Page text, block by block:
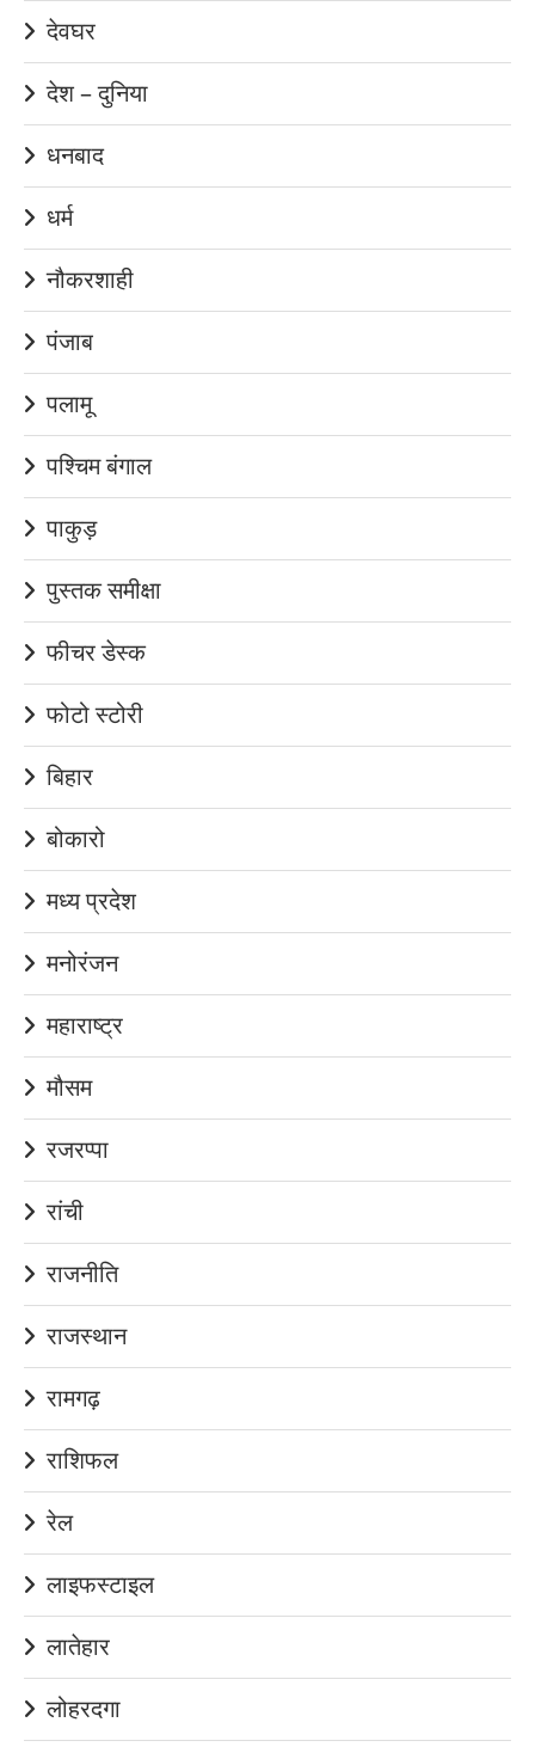
देवघर
देश – दुनिया
धनबाद
धर्म
नौकरशाही
पंजाब
पलामू
पश्चिम बंगाल
पाकुड़
पुस्तक समीक्षा
फीचर डेस्क
फोटो स्टोरी
बिहार
बोकारो
मध्य प्रदेश
मनोरंजन
महाराष्ट्र
मौसम
रजरप्पा
रांची
राजनीति
राजस्थान
रामगढ़
राशिफल
रेल
लाइफस्टाइल
लातेहार
लोहरदगा